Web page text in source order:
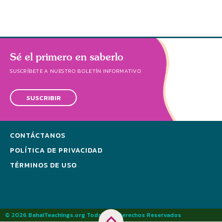
Sé el primero en saberlo
SUSCRÍBETE A NUESTRO BOLETÍN INFORMATIVO
SUSCRIBIR
CONTÁCTANOS
POLÍTICA DE PRIVACIDAD
TÉRMINOS DE USO
© 2026 BahaiTeachings.org Todos los Derechos Reservados